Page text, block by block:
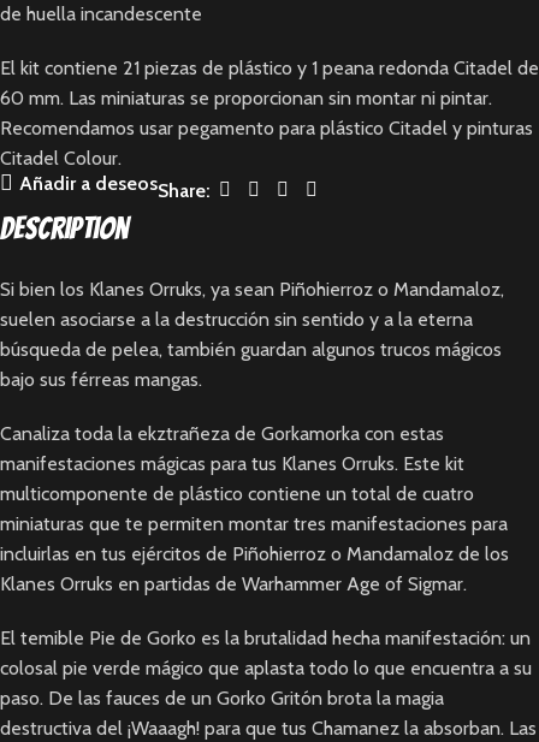
de huella incandescente
El kit contiene 21 piezas de plástico y 1 peana redonda Citadel de
60 mm. Las miniaturas se proporcionan sin montar ni pintar.
Recomendamos usar pegamento para plástico Citadel y pinturas
Citadel Colour.
Añadir a deseosShare:
Description
Si bien los Klanes Orruks, ya sean Piñohierroz o Mandamaloz,
suelen asociarse a la destrucción sin sentido y a la eterna
búsqueda de pelea, también guardan algunos trucos mágicos
bajo sus férreas mangas.
Canaliza toda la ekztrañeza de Gorkamorka con estas
manifestaciones mágicas para tus Klanes Orruks. Este kit
multicomponente de plástico contiene un total de cuatro
miniaturas que te permiten montar tres manifestaciones para
incluirlas en tus ejércitos de Piñohierroz o Mandamaloz de los
Klanes Orruks en partidas de Warhammer Age of Sigmar.
El temible Pie de Gorko es la brutalidad hecha manifestación: un
colosal pie verde mágico que aplasta todo lo que encuentra a su
paso. De las fauces de un Gorko Gritón brota la magia
destructiva del ¡Waaagh! para que tus Chamanez la absorban. Las